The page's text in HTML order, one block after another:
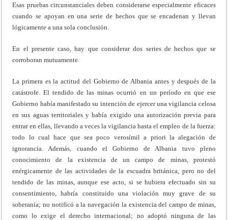
Esas pruebas circunstanciales deben considerarse especialmente eficaces
cuando se apoyan en una serie de hechos que se encadenan y llevan
lógicamente a una sola conclusión.
En el presente caso, hay que considerar dos series de hechos que se
corroboran mutuamente.
La primera es la actitud del Gobierno de Albania antes y después de la
catástrofe. El tendido de las minas ocurrió en un período en que ese
Gobierno había manifestado su intención de ejercer una vigilancia celosa
en sus aguas territoriales y había exigido una autorización previa para
entrar en ellas, llevando a veces la vigilancia hasta el empleo de la fuerza:
todo lo cual hace que sea poco verosímil a priori la alegación de
ignorancia. Además, cuando el Gobierno de Albania tuvo pleno
conocimiento de la existencia de un campo de minas, protestó
enérgicamente de las actividades de la escuadra británica, pero no del
tendido de las minas, aunque ese acto, si se hubiera efectuado sin su
consentimiento, habría constituido una violación muy grave de su
soberanía; no notificó a la navegación la existencia del campo de minas,
como lo exige el derecho internacional; no adoptó ninguna de las